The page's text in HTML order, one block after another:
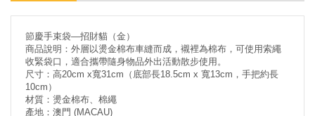
節慶手束袋—招財貓（金）
商品說明：外層以燙金棉布車縫而成，襯裡為棉布，可使用索繩
收緊袋口，適合攜帶隨身物品外出活動散步使用。
尺寸：高20cm x寬31cm（底部長18.5cm x 寬13cm，手把約長
10cm）
材質：燙金棉布、棉繩
產地：澳門 (MACAU)